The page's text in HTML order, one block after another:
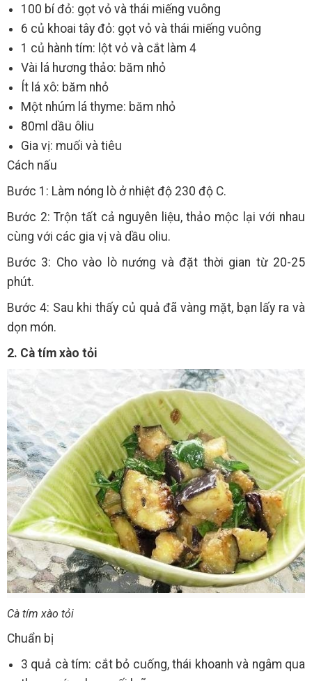
100 bí đỏ: gọt vỏ và thái miếng vuông
6 củ khoai tây đỏ: gọt vỏ và thái miếng vuông
1 củ hành tím: lột vỏ và cắt làm 4
Vài lá hương thảo: băm nhỏ
Ít lá xô: băm nhỏ
Một nhúm lá thyme: băm nhỏ
80ml dầu ôliu
Gia vị: muối và tiêu
Cách nấu
Bước 1: Làm nóng lò ở nhiệt độ 230 độ C.
Bước 2: Trộn tất cả nguyên liệu, thảo mộc lại với nhau
cùng với các gia vị và dầu oliu.
Bước 3: Cho vào lò nướng và đặt thời gian từ 20-25
phút.
Bước 4: Sau khi thấy củ quả đã vàng mặt, bạn lấy ra và
dọn món.
2. Cà tím xào tỏi
Cà tím xào tỏi
Chuẩn bị
3 quả cà tím: cắt bỏ cuống, thái khoanh và ngâm qua